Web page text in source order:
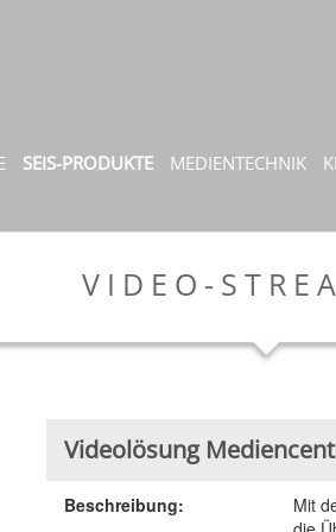
SEIS-PRODUKTE MEDIENTECHNIK
VIDEO-
Videolösung
Beschreibung:
Mit